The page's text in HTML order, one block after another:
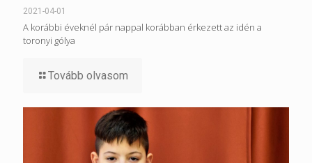
2021-04-01
A korábbi éveknél pár nappal korábban érkezett az idén a
toronyi gólya
Tovább olvasom